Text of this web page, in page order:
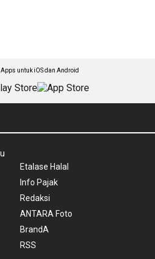
untuk iOS dan Android
Etalase Halal
Info Pajak
Redaksi
ANTARA Foto
BrandA
RSS